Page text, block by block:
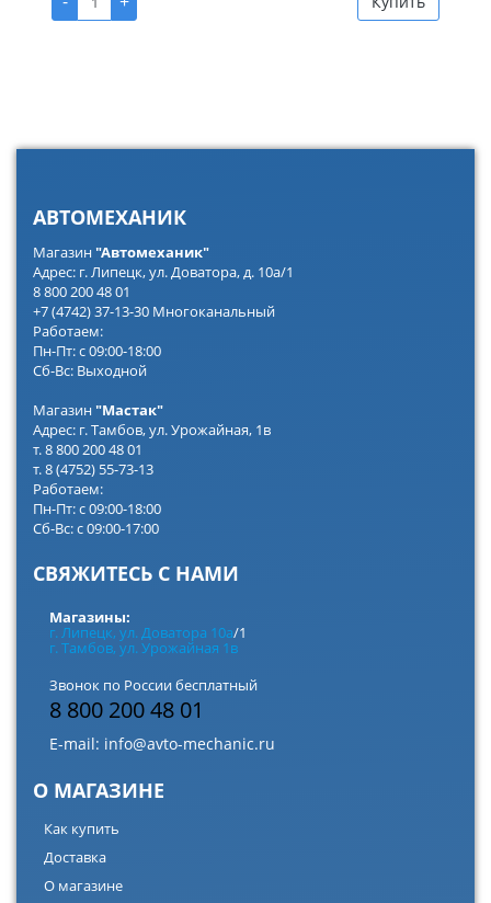
АВТОМЕХАНИК
Магазин"Автомеханик"
Адрес: г. Липецк, ул. Доватора, д. 10а/1
8 800 200 48 01
+7 (4742) 37-13-30 Многоканальный
Работаем:
Пн-Пт: с 09:00-18:00
Сб-Вс: Выходной
Магазин"Мастак"
Адрес: г. Тамбов, ул. Урожайная, 1в
т. 8 800 200 48 01
т. 8 (4752) 55-73-13
Работаем:
Пн-Пт: с 09:00-18:00
Сб-Вс: с 09:00-17:00
СВЯЖИТЕСЬ С НАМИ
Магазины:
г. Липецк, ул. Доватора 10а/1
г. Тамбов, ул. Урожайная 1в
Звонок по России бесплатный
8 800 200 48 01
E-mail: info@avto-mechanic.ru
О МАГАЗИНЕ
Как купить
Доставка
О магазине